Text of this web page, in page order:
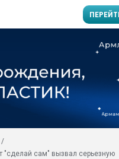
"сделай сам" вызвал серьезную